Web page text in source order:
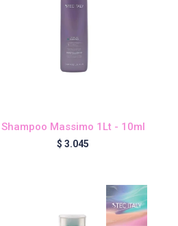
Shampoo Massimo 1Lt - 10ml
$ 3.045